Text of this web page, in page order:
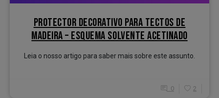
PROTECTOR DECORATIVO PARA TECTOS DE
MADEIRA – ESQUEMA SOLVENTE ACETINADO
Leia o nosso artigo para saber mais sobre este assunto.
0 2